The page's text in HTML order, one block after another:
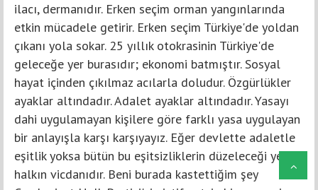
ilacı, dermanıdır. Erken seçim orman yangınlarında
etkin mücadele getirir. Erken seçim Türkiye'de yoldan
çıkanı yola sokar. 25 yıllık otokrasinin Türkiye'de
geleceğe yer burasıdır; ekonomi batmıştır. Sosyal
hayat içinden çıkılmaz acılarla doludur. Özgürlükler
ayaklar altındadır. Adalet ayaklar altındadır. Yasayı
dahi uygulamayan kişilere göre farklı yasa uygulayan
bir anlayışla karşı karşıyayız. Eğer devlette adaletle
eşitlik yoksa bütün bu eşitsizliklerin düzeleceği yer
halkın vicdanıdır. Beni burada kastettiğim şey